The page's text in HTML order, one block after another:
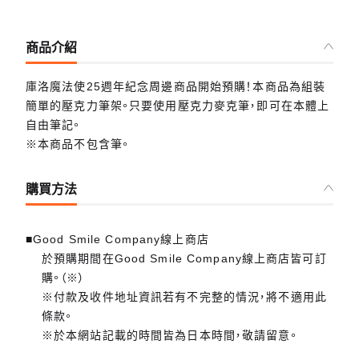
商品介紹
庫洛魔法使25週年紀念周邊商品開始預購！本商品為組裝
簡單的壓克力筆架。只要使用壓克力麥克筆，即可在本體上
自由筆記。
※本商品不包含筆。
購買方法
■Good Smile Company線上商店
於預購期間在Good Smile Company線上商店皆可訂
購。（※）
※付款及收件地址資訊若有不完整的情況，將不適用此
條款。
※於本網站記載的時間皆為日本時間，敬請留意。